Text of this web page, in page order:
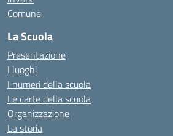
Comune
La Scuola
Presentazione
I luoghi
I numeri della scuola
Le carte della scuola
Organizzazione
La storia